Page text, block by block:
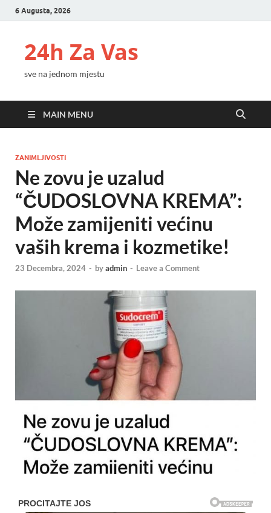
6 Augusta, 2026
24h Za Vas
sve na jednom mjestu
MAIN MENU
ZANIMLJIVOSTI
Ne zovu je uzalud
“ČUDOSLOVNA KREMA”:
Može zamijeniti većinu
vaših krema i kozmetike!
23 Decembra, 2024 - byadmin - Leave a Comment